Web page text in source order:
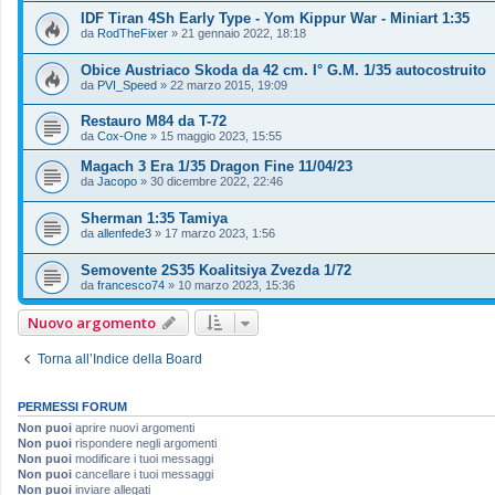
IDF Tiran 4Sh Early Type - Yom Kippur War - Miniart 1:35
da RodTheFixer » 21 gennaio 2022, 18:18
Obice Austriaco Skoda da 42 cm. I° G.M. 1/35 autocostruito
da PVI_Speed » 22 marzo 2015, 19:09
Restauro M84 da T-72
da Cox-One » 15 maggio 2023, 15:55
Magach 3 Era 1/35 Dragon Fine 11/04/23
da Jacopo » 30 dicembre 2022, 22:46
Sherman 1:35 Tamiya
da allenfede3 » 17 marzo 2023, 1:56
Semovente 2S35 Koalitsiya Zvezda 1/72
da francesco74 » 10 marzo 2023, 15:36
Nuovo argomento
Torna all’Indice della Board
PERMESSI FORUM
Non puoi aprire nuovi argomenti
Non puoi rispondere negli argomenti
Non puoi modificare i tuoi messaggi
Non puoi cancellare i tuoi messaggi
Non puoi inviare allegati